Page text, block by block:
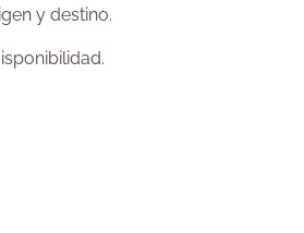
y destino.